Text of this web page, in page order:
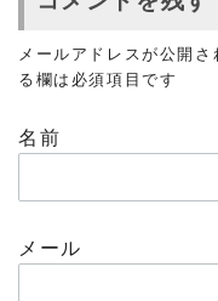
メールアドレスが公開さ
る欄は必須項目です
名前
メール